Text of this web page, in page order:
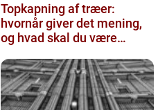
Topkapning af træer:
hvornår giver det mening,
og hvad skal du være